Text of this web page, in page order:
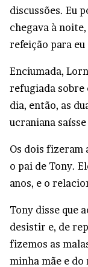
discussões. Eu
chegava à
refeição para
Enciumada,
refugiada sobre
dia, então, as
ucraniana
Os dois fizeram
o pai de Tony.
anos, e o
Tony disse que
desistir e, de
fizemos as
minha mãe e do